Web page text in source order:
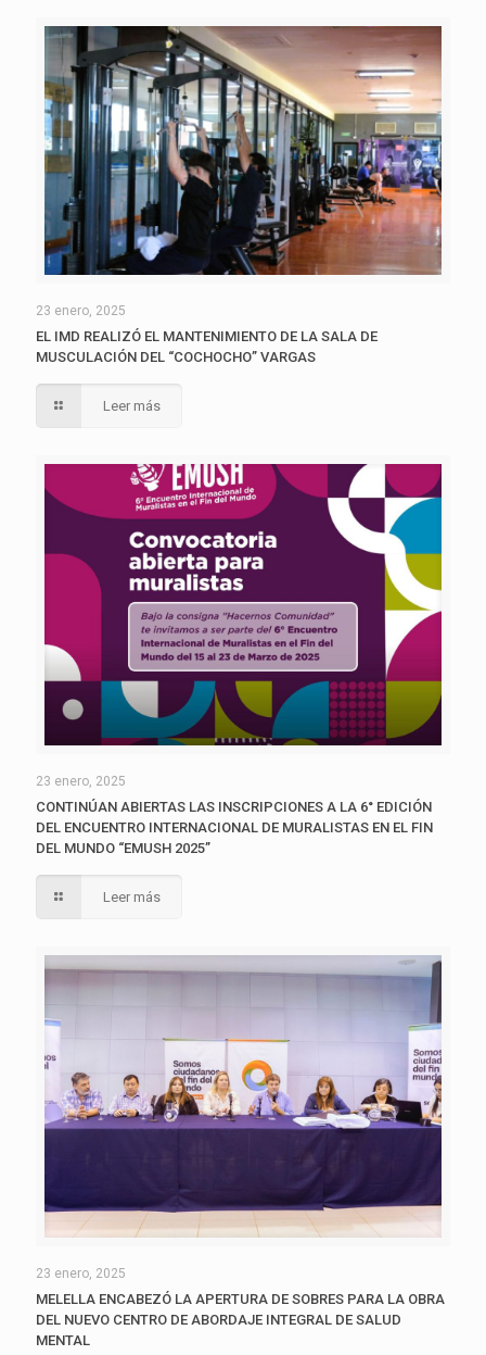
23 enero, 2025
EL IMD REALIZÓ EL MANTENIMIENTO DE LA SALA DE
MUSCULACIÓN DEL “COCHOCHO” VARGAS
Leer más
23 enero, 2025
CONTINÚAN ABIERTAS LAS INSCRIPCIONES A LA 6° EDICIÓN
DEL ENCUENTRO INTERNACIONAL DE MURALISTAS EN EL FIN
DEL MUNDO “EMUSH 2025”
Leer más
23 enero, 2025
MELELLA ENCABEZÓ LA APERTURA DE SOBRES PARA LA OBRA
DEL NUEVO CENTRO DE ABORDAJE INTEGRAL DE SALUD
MENTAL